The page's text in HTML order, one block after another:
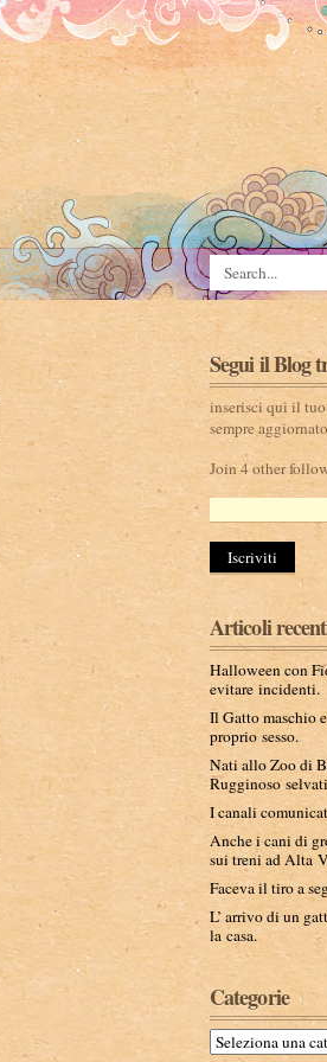
Segui il Blog
inserisci qui il
sempre aggiornato
Join 4 other
Articoli
Halloween con
evitare incidenti.
Il Gatto maschio
proprio sesso.
Nati allo Zoo di
Rugginoso
I canali
Anche i cani di
sui treni ad Alta
Faceva il tiro a
L’ arrivo di un
la casa.
Categorie